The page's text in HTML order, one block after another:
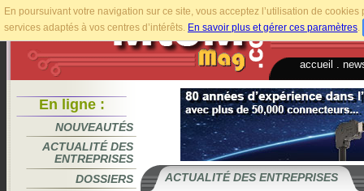
En poursuivant votre navigation sur ce site, vous acceptez l’utilisation de
services adaptés à vos centres d’intérêts. En savoir plus et gérer ces paramètres.
accueil
En ligne :
NOUVEAUTÉS
ACTUALITÉ DES
ENTREPRISES
DOSSIERS
ACTUALITÉ DES ENTREPRISES